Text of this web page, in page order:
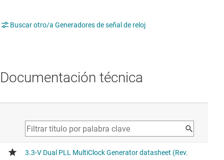
Buscar otro/a Generadores de señal de reloj
Documentación técnica